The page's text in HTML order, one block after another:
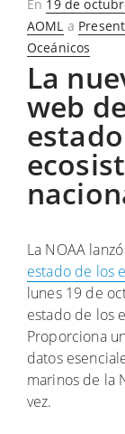
En
en
19 de
AOML a
Oceánicos
La
web
La NOAA
estado de los
lunes 19 de
estado de los
Proporciona
datos
marinos de la
vez.